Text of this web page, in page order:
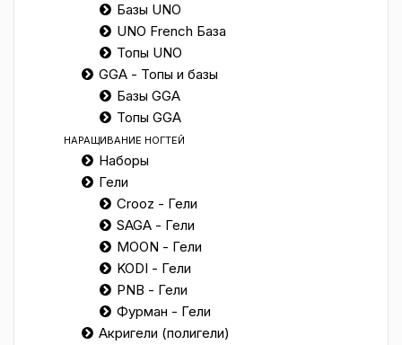
Базы UNO
UNO French База
Топы UNO
GGA - Топы и базы
Базы GGA
Топы GGA
НАРАЩИВАНИЕ НОГТЕЙ
Наборы
Гели
Crooz - Гели
SAGA - Гели
MOON - Гели
KODI - Гели
PNB - Гели
Фурман - Гели
Акригели (полигели)